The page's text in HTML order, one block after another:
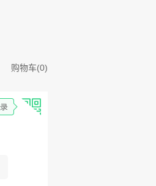
购物车(0)